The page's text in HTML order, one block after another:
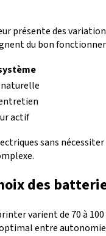
présente des
du bon
naturelle
actif
sans
des
varient de 70 à
entre